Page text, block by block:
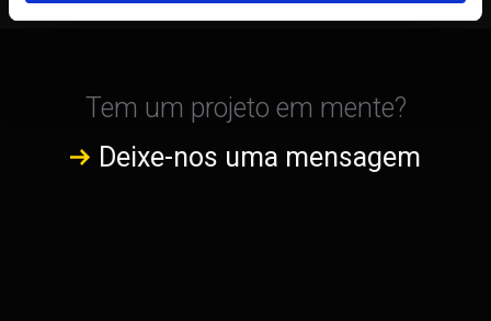
Tem um projeto em mente?
Deixe-nos uma mensagem